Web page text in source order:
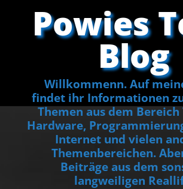
Powies
Blog
Willkommenn. Auf
findet ihr Informationen
Themen aus dem
Hardware,
Internet und vielen
Themenbereichen.
Beiträge aus dem
langweiligen